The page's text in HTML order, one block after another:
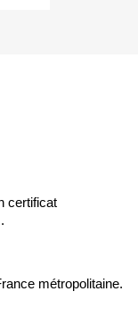
certificat
métropolitaine.